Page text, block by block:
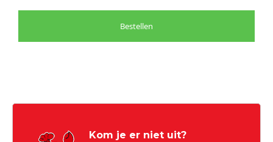
Bestellen
Kom je er niet uit?